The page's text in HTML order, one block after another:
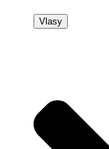
Vlasy